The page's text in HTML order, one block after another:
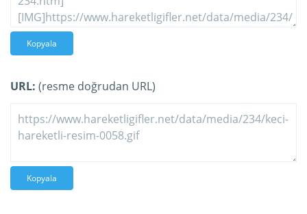
Kopyala
URL: (resme doğrudan URL)
Kopyala